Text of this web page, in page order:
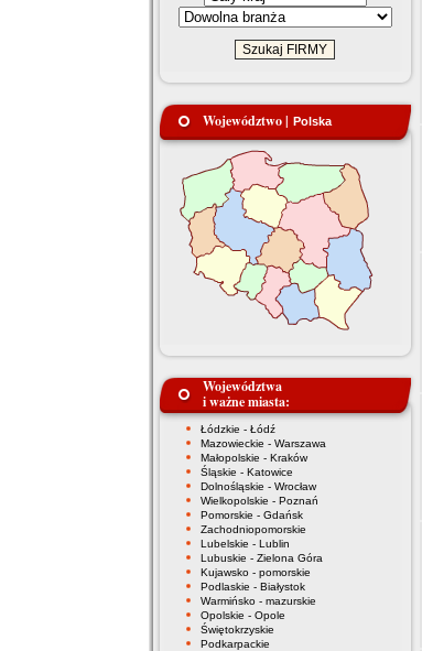
Województwo | Polska
Województwa
i ważne miasta:
Łódzkie - Łódź
Mazowieckie - Warszawa
Małopolskie - Kraków
Śląskie - Katowice
Dolnośląskie - Wrocław
Wielkopolskie - Poznań
Pomorskie - Gdańsk
Zachodniopomorskie
Lubelskie - Lublin
Lubuskie - Zielona Góra
Kujawsko - pomorskie
Podlaskie - Białystok
Warmińsko - mazurskie
Opolskie - Opole
Świętokrzyskie
Podkarpackie